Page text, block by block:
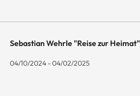
Sebastian Wehrle "Reise zur Heimat"
04/10/2024 - 04/02/2025